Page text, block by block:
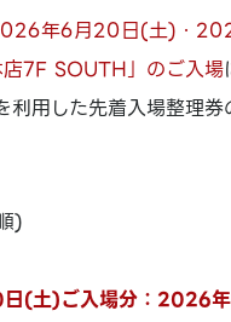
年6月20日(土)・
7F SOUTH」のご入場
利用した先着入場整理
)
(土)ご入場分：2026